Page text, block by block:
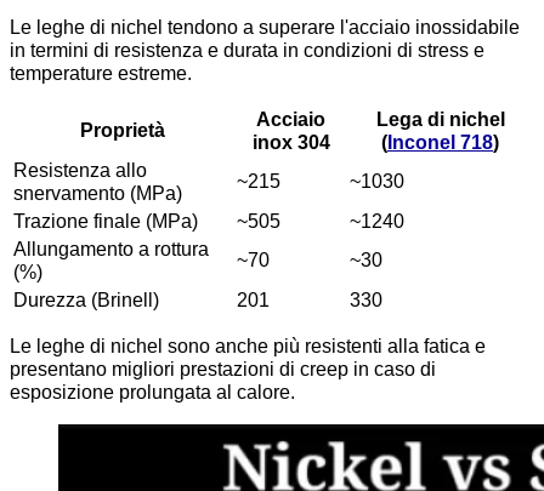
Le leghe di nichel tendono a superare l'acciaio inossidabile
in termini di resistenza e durata in condizioni di stress e
temperature estreme.
Proprietà
Acciaio
inox 304
Lega di nichel
(Inconel 718)
Resistenza allo
snervamento (MPa)
~215
~1030
Trazione finale (MPa)
~505
~1240
Allungamento a rottura
(%)
~70
~30
Durezza (Brinell)
201 330
Le leghe di nichel sono anche più resistenti alla fatica e
presentano migliori prestazioni di creep in caso di
esposizione prolungata al calore.